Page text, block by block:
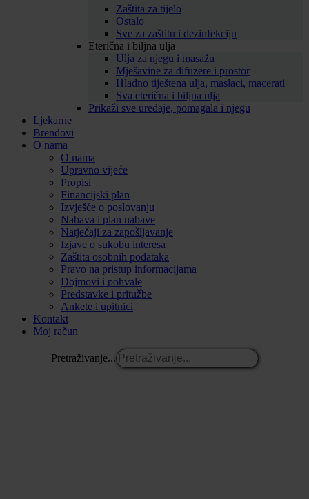
Zaštita za tijelo
Ostalo
Sve za zaštitu i dezinfekciju
Eterična i biljna ulja
Ulja za njegu i masažu
Mješavine za difuzere i prostor
Hladno tiještena ulja, maslaci, macerati
Sva eterična i biljna ulja
Prikaži sve uređaje, pomagala i njegu
Ljekarne
Brendovi
O nama
O nama
Upravno vijeće
Propisi
Financijski plan
Izvješće o poslovanju
Nabava i plan nabave
Natječaji za zapošljavanje
Izjave o sukobu interesa
Zaštita osobnih podataka
Pravo na pristup informacijama
Dojmovi i pohvale
Predstavke i pritužbe
Ankete i upitnici
Kontakt
Moj račun
Pretraživanje...